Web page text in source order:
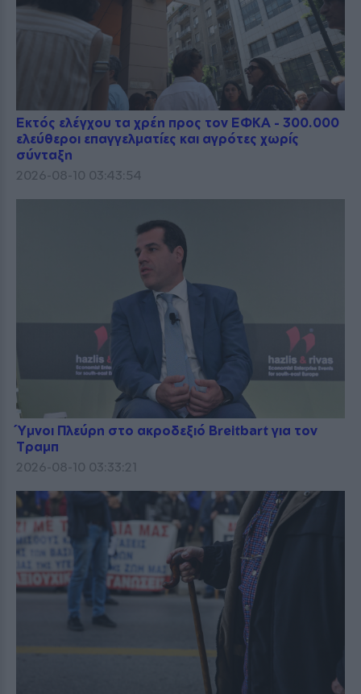
Εκτός ελέγχου τα χρέη προς τον ΕΦΚΑ - 300.000
ελεύθεροι επαγγελματίες και αγρότες χωρίς
σύνταξη
2026-08-10 03:43:54
Ύμνοι Πλεύρη στο ακροδεξιό Breitbart για τον
Τραμπ
2026-08-10 03:33:21